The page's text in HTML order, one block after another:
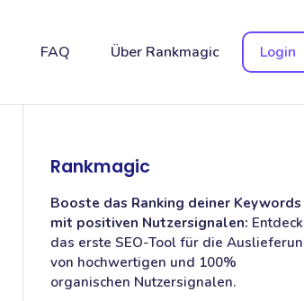
FAQ Über Rankmagic Login
Rankmagic
Booste das Ranking deiner Keywords
mit positiven Nutzersignalen:
das erste SEO-Tool für die
von hochwertigen und 100%
organischen Nutzersignalen.